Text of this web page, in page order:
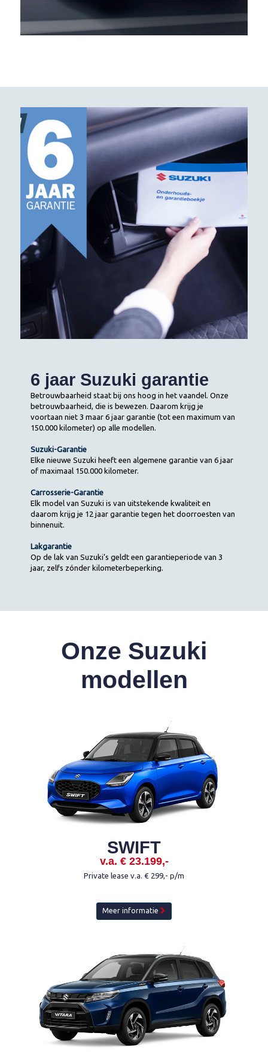
6 jaar Suzuki garantie
Betrouwbaarheid staat bij ons hoog in het vaandel. Onze
betrouwbaarheid, die is bewezen. Daarom krijg je
voortaan niet 3 maar 6 jaar garantie (tot een maximum van
150.000 kilometer) op alle modellen.
Suzuki-Garantie
Elke nieuwe Suzuki heeft een algemene garantie van 6 jaar
of maximaal 150.000 kilometer.
Carrosserie-Garantie
Elk model van Suzuki is van uitstekende kwaliteit en
daarom krijg je 12 jaar garantie tegen het doorroesten van
binnenuit.
Lakgarantie
Op de lak van Suzuki’s geldt een garantieperiode van 3
jaar, zelfs zónder kilometerbeperking.
Onze Suzuki
modellen
SWIFT
v.a. € 23.199,-
Private lease v.a. € 299,- p/m
Meer informatie